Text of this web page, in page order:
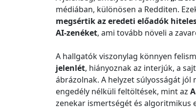
médiában, különösen a Redditen.
megsértik az eredeti előadók
AI-zenéket, ami tovább növeli a
A hallgatók viszonylag könnyen
jelenlét, hiányoznak az interjúk, a
ábrázolnak. A helyzet súlyosságát
engedély nélküli feltöltések, mint az
zenekar ismertségét és algoritmikus